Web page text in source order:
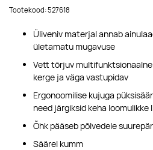
Tootekood: 527618
Üliveniv materjal annab
ületamatu mugavuse
Vett tõrjuv
kerge ja väga vastupidav
Ergonoomilise kujuga
need järgiksid keha loomulikke
Õhk pääseb põlvedele
Säärel kumm